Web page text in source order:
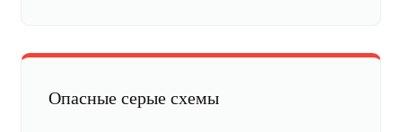
Опасные серые схемы